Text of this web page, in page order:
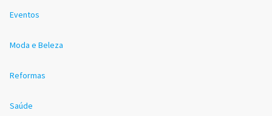
Eventos
Moda e Beleza
Reformas
Saúde